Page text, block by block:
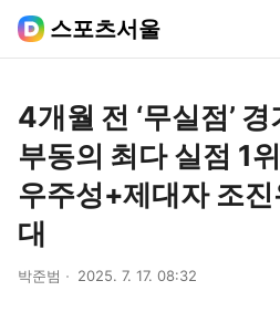
스포츠서울
4개월 전 ‘무실점’
부동의 최다 실점 1
우주성+제대자 조
대
박준범 2025. 7. 17. 08:32